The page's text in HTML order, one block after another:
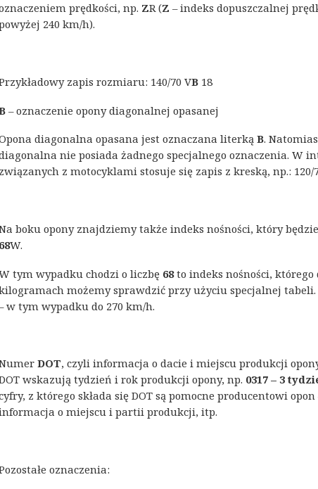
prędkości, np. ZR (Z – indeks dopuszczalnej
240 km/h).
zapis rozmiaru: 140/70 VB 18
– oznaczenie opony diagonalnej opasanej
diagonalna opasana jest oznaczana literką B.
nie posiada żadnego specjalnego oznaczenia. W
związanych z motocyklami stosuje się zapis z kreską, np.: 120/
boku opony znajdziemy także indeks nośności, który
68W.
tym wypadku chodzi o liczbę 68to indeks nośności, którego
możemy sprawdzić przy użyciu specjalnej
w tym wypadku do 270 km/h.
DOT, czyli informacja o dacie i miejscu produkcji
wskazują tydzień i rok produkcji opony, np. 0317 – 3
z którego składa się DOT są pomocne producentowi
o miejscu i partii produkcji, itp.
oznaczenia: